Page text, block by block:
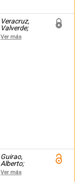
Barrachina,
Ángel A.
Veracruz,
Valverde;
Veracruz,
Valverde;
Ver más
Guirao,
Alberto;
Martínez-
Romero,
Ver más